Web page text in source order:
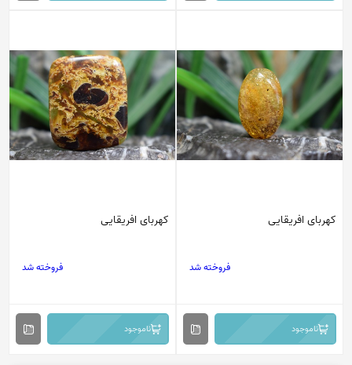
کهربای افریقایی
فروخته شد
ناموجود
کهربای افریقایی
فروخته شد
ناموجود